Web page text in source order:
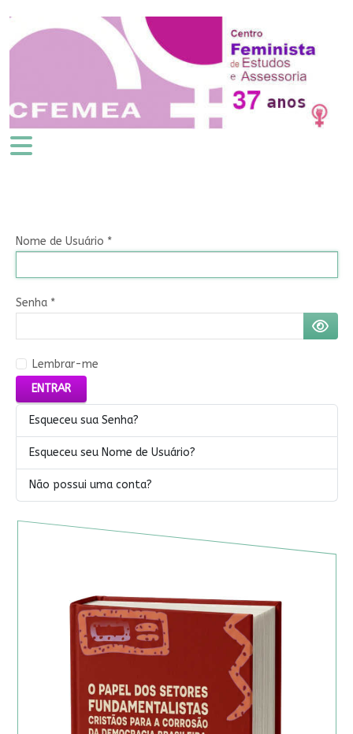
Nome de Usuário *
Senha*
Lembrar-me
ENTRAR
Esqueceu sua Senha?
Esqueceu seu Nome de Usuário?
Não possui uma conta?